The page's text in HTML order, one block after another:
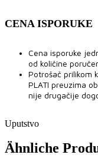
CENA ISPORUKE
Cena isporuke
od količine
Potrošač prilikom
PLATI preuzima
nije drugačije
Uputstvo
Ähnliche